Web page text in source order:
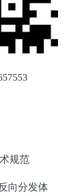
规范
向分发体